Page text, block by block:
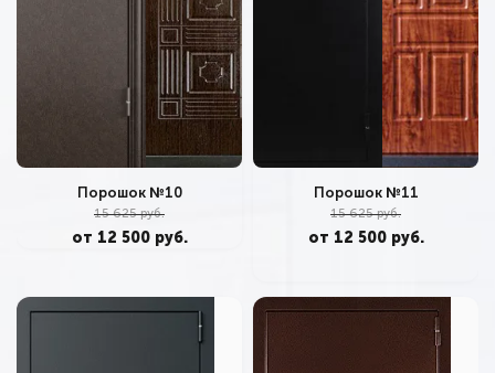
Порошок №10
15 625 руб.
от 12 500 руб.
Порошок №11
15 625 руб.
от 12 500 руб.